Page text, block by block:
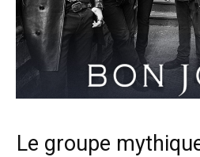
Le groupe